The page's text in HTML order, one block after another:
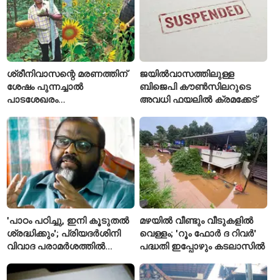
ശ്രീനിവാസന്റെ മരണത്തിന്
ശേഷം പുന്നച്ചാൽ
പാടശേഖരം
കർഷകർ
ജയിൽവാസത്തിലുള്ള
ബിജെപി കൗൺസിലറുടെ
അവധി ഫയലിൽ ക്രമക്കേട്
'പാഠം പഠിച്ചു, ഇനി കൂടുതൽ
ശ്രദ്ധിക്കും'; പ്രിയദർശിനി
വിവാദ പരാമർശത്തിൽ
സി.പി. ജോൺ
മഴയിൽ വീണ്ടും വീടുകളിൽ
വെള്ളം; 'റൂം ഫോർ ദ റിവർ'
പദ്ധതി ഇപ്പോഴും കടലാസിൽ